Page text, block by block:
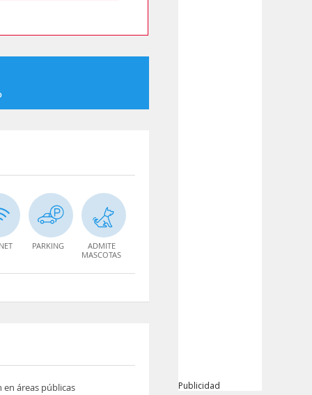
PARKING
ADMITE
MASCOTAS
en áreas públicas
Publicidad